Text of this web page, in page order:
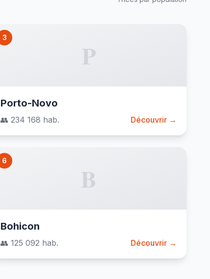
3
P
Porto-Novo
👥 234 168 hab. Découvrir →
6
B
Bohicon
👥 125 092 hab. Découvrir →